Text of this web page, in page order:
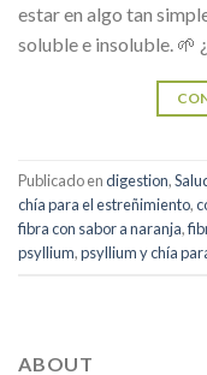
estar en algo tan
soluble e insoluble. 🌱
Publicado endigestion,
chía para el estreñimiento,
fibra con sabor a naranja,
psyllium,psyllium y chía
ABOUT